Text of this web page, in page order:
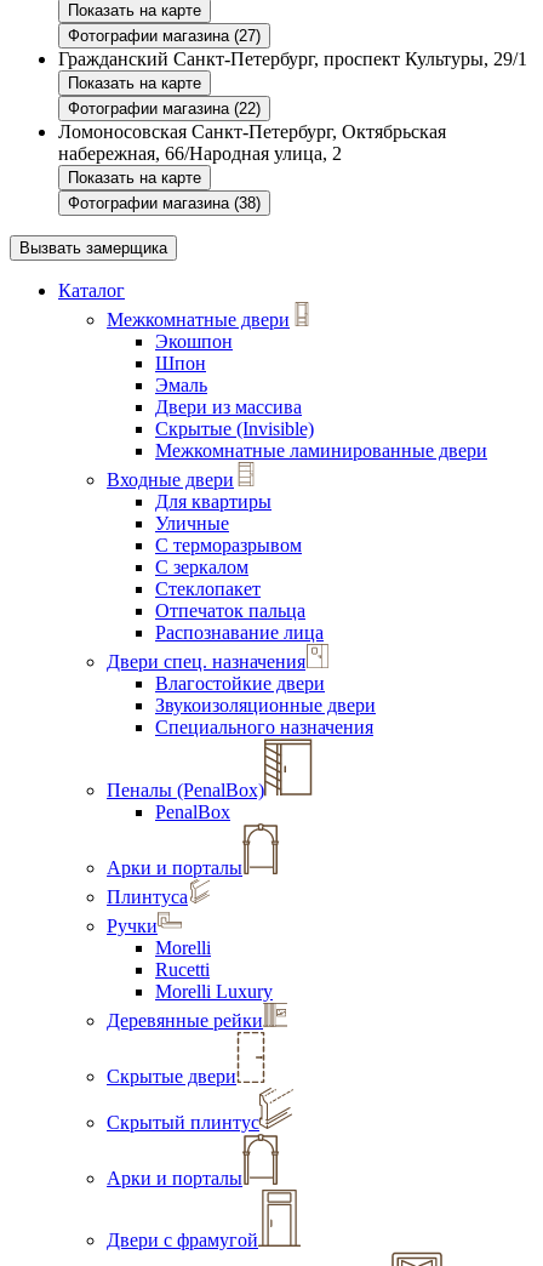
Показать на карте
Фотографии магазина (27)
Гражданский Санкт-Петербург, проспект Культуры, 29/1
Показать на карте
Фотографии магазина (22)
Ломоносовская Санкт-Петербург, Октябрьская
набережная, 66/Народная улица, 2
Показать на карте
Фотографии магазина (38)
Вызвать замерщика
Каталог
Межкомнатные двери
Экошпон
Шпон
Эмаль
Двери из массива
Скрытые (Invisible)
Межкомнатные ламинированные двери
Входные двери
Для квартиры
Уличные
С терморазрывом
С зеркалом
Стеклопакет
Отпечаток пальца
Распознавание лица
Двери спец. назначения
Влагостойкие двери
Звукоизоляционные двери
Специального назначения
Пеналы (PenalBox)
PenalBox
Арки и порталы
Плинтуса
Ручки
Morelli
Rucetti
Morelli Luxury
Деревянные рейки
Скрытые двери
Скрытый плинтус
Арки и порталы
Двери с фрамугой